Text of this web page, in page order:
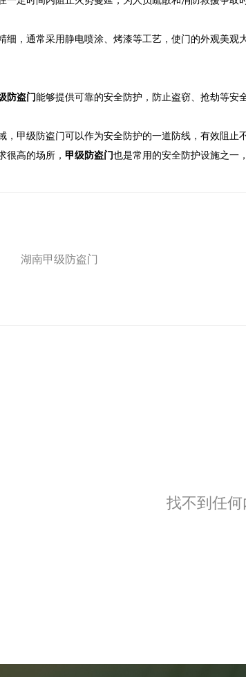
，通常采用静电喷涂、烤漆等工艺，使门的外观美
防盗门能够提供可靠的安全防护，防止盗窃、抢劫等安
甲级防盗门可以作为安全防护的一道防线，有效阻止
很高的场所， 甲级防盗门也是常用的安全防护设施之一
湖南甲级防盗门
找不到任何